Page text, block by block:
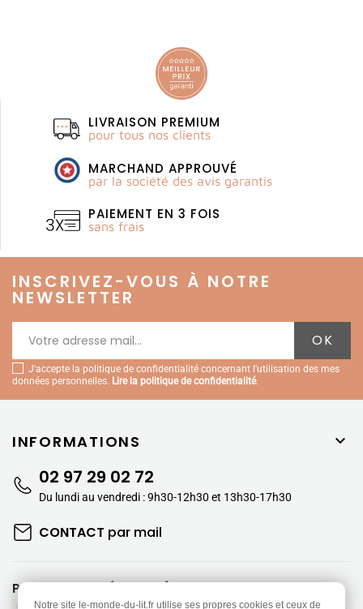
LIVRAISON PREMIUM
pour tous nos clients
MARCHAND APPROUVÉ
par la société des avis garantis
PAIEMENT EN 3 FOIS
sans frais
INSCRIVEZ-VOUS À NOTRE
NEWSLETTER
J'accepte la politique de confidentialité concernant l'utilisation des mes
données personnelles. Lire la politique de confidentialité.
INFORMATIONS 
02 97 29 02 72
Du lundi au vendredi : 9h30-12h30 et 13h30-17h30
CONTACT par mail
PAIEMENTS SÉCURISÉS
Notre site le-monde-du-lit.fr utilise ses propres cookies et ceux de